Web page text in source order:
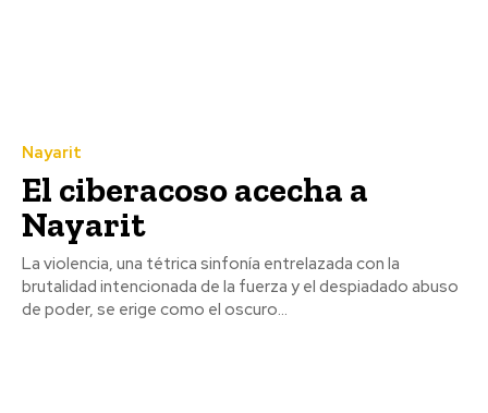
Nayarit
El ciberacoso acecha a
Nayarit
La violencia, una tétrica sinfonía entrelazada con la
brutalidad intencionada de la fuerza y el despiadado abuso
de poder, se erige como el oscuro...